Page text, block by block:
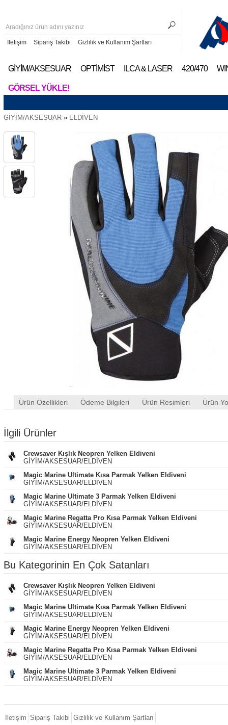
İletişim Sipariş Takibi Gizlilik ve Kullanım Şartları
GİYİM/AKSESUAR OPTİMİST ILCA & LASER 420/470
GÖRSEL YÜKLE!
GİYİM/AKSESUAR » ELDİVEN
Ürün Özellikleri Ödeme Bilgileri Ürün Resimleri Ürün
İlgili Ürünler
Crewsaver Kışlık Neopren Yelken Eldiveni
GİYİM/AKSESUAR/ELDİVEN
Magic Marine Ultimate Kısa Parmak Yelken Eldiveni
GİYİM/AKSESUAR/ELDİVEN
Magic Marine Ultimate 3 Parmak Yelken Eldiveni
GİYİM/AKSESUAR/ELDİVEN
Magic Marine Regatta Pro Kısa Parmak Yelken Eldiveni
GİYİM/AKSESUAR/ELDİVEN
Magic Marine Energy Neopren Yelken Eldiveni
GİYİM/AKSESUAR/ELDİVEN
Bu Kategorinin En Çok Satanları
Crewsaver Kışlık Neopren Yelken Eldiveni
GİYİM/AKSESUAR/ELDİVEN
Magic Marine Ultimate Kısa Parmak Yelken Eldiveni
GİYİM/AKSESUAR/ELDİVEN
Magic Marine Energy Neopren Yelken Eldiveni
GİYİM/AKSESUAR/ELDİVEN
Magic Marine Regatta Pro Kısa Parmak Yelken Eldiveni
GİYİM/AKSESUAR/ELDİVEN
Magic Marine Ultimate 3 Parmak Yelken Eldiveni
GİYİM/AKSESUAR/ELDİVEN
İletişim Sipariş Takibi Gizlilik ve Kullanım Şartları